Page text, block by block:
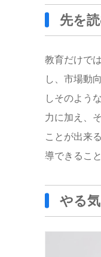
先を
教育だけで
し、市場動
しそのよう
力に加え、
ことが出来
導できるこ
やる